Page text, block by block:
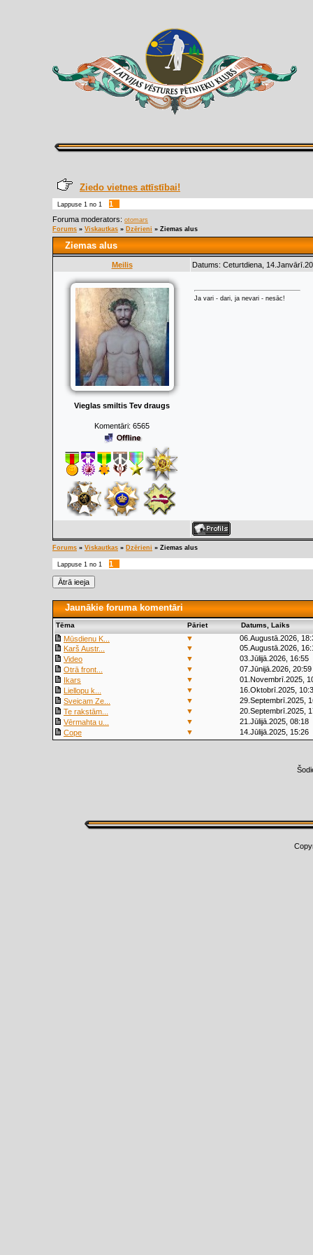
Ziedo vietnes attīstībai!
Lappuse 1 no 1
1
Foruma moderators: otomars
Forums » Viskautkas » Dzērieni » Ziemas alus
Ziemas alus
Meilis Datums: Ceturtdiena,
Vieglas smiltis Tev draugs
Komentāri: 6565
Ja vari - dari, ja nevari - nesāc!
Forums » Viskautkas » Dzērieni » Ziemas alus
Lappuse 1 no 1 1
Jaunākie foruma komentāri
Tēma Pāriet Datums, Laiks
Mūsdienu K... ▼
06.Augustā.2026,
Karš Austr...
▼
05.Augustā.2026,
Video
▼
03.Jūlijā.2026, 16:55
Otrā front...
▼
07.Jūnijā.2026, 20:59
Ikars
▼
01.Novembrī.2025,
Liellopu k...
▼
16.Oktobrī.2025,
Sveicam Ze...
▼
29.Septembrī.2025,
Te rakstām...
▼
20.Septembrī.2025,
Vērmahta u...
▼
21.Jūlijā.2025, 08:18
Cope
▼ 14.Jūlijā.2025, 15:26